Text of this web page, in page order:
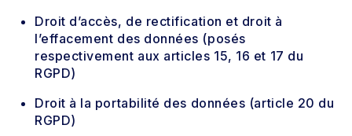
Droit d’accès, de rectification et droit à
l’effacement des données (posés
respectivement aux articles 15, 16 et 17 du
RGPD)
Droit à la portabilité des données (article 20 du
RGPD)